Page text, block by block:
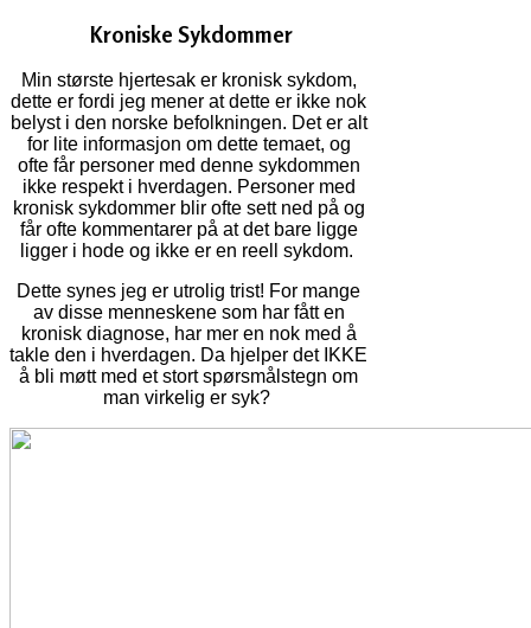
Kroniske Sykdommer
Min største hjertesak er kronisk sykdom,
dette er fordi jeg mener at dette er ikke nok
belyst i den norske befolkningen. Det er alt
for lite informasjon om dette temaet, og
ofte får personer med denne sykdommen
ikke respekt i hverdagen. Personer med
kronisk sykdommer blir ofte sett ned på og
får ofte kommentarer på at det bare ligge
ligger i hode og ikke er en reell sykdom.
Dette synes jeg er utrolig trist! For mange
av disse menneskene som har fått en
kronisk diagnose, har mer en nok med å
takle den i hverdagen. Da hjelper det IKKE
å bli møtt med et stort spørsmålstegn om
man virkelig er syk?